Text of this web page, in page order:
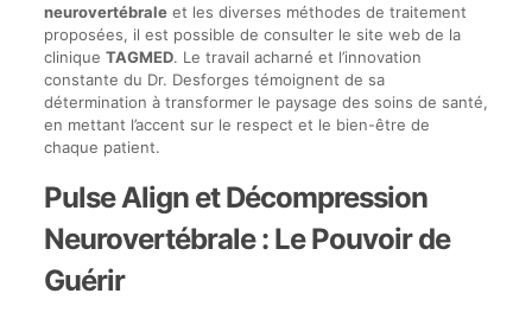
neurovertébraleet les diverses méthodes de traitement
proposées, il est possible de consulter le site web de la
clinique TAGMED. Le travail acharné et l’innovation
constante du Dr. Desforges témoignent de sa
détermination à transformer le paysage des soins de santé,
en mettant l’accent sur le respect et le bien-être de
chaque patient.
Pulse Align et Décompression
Neurovertébrale : Le Pouvoir de
Guérir